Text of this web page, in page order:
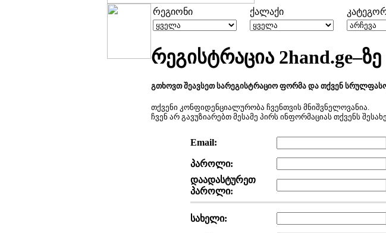
რეგიონი ქალაქი
რეგისტრაცია 2hand.ge–ზე
გთხოვთ შეავსეთ სარეგისტრაციო ფორმა და თქვენ
თქვენი კონფიდენციალურობა ჩვენთვის მნიშვნელოვანია.
ჩვენ არ გავუზიარებთ მესამე პირს ინფორმაციას თქვენს
Email:
პაროლი:
დაადასტურეთ
პაროლი:
სახელი: